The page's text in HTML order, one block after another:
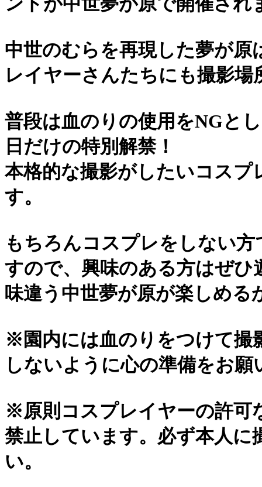
中世のむらを再現した夢が
レイヤーさんたちにも撮影
普段は血のりの使用をNGと
日だけの特別解禁！
本格的な撮影がしたいコス
す。
もちろんコスプレをしない
すので、興味のある方はぜ
味違う中世夢が原が楽しめ
※園内には血のりをつけて撮
しないように心の準備をお願
※原則コスプレイヤーの許可
禁止しています。必ず本人
い。